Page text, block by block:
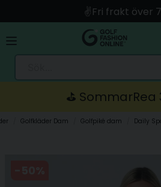
🚀 Snabb leverans med
🛍️ Betala med Swish, Apple
🚚 Skickas direkt från
⛳️ SommarRea
Golfkläder Dam Golfpiké dam Daily